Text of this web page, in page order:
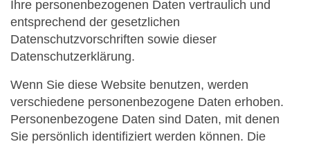
Ihre personenbezogenen Daten vertraulich und
entsprechend der gesetzlichen
Datenschutzvorschriften sowie dieser
Datenschutzerklärung.
Wenn Sie diese Website benutzen, werden
verschiedene personenbezogene Daten erhoben.
Personenbezogene Daten sind Daten, mit denen
Sie persönlich identifiziert werden können. Die